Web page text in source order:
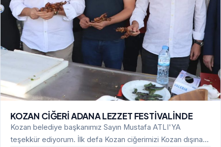
KOZAN CİĞERİ ADANA LEZZET FESTİVALİNDE
Kozan belediye başkanımız Sayın Mustafa ATLI'YA
teşekkür ediyorum. İlk defa Kozan ciğerimizi Kozan dışına